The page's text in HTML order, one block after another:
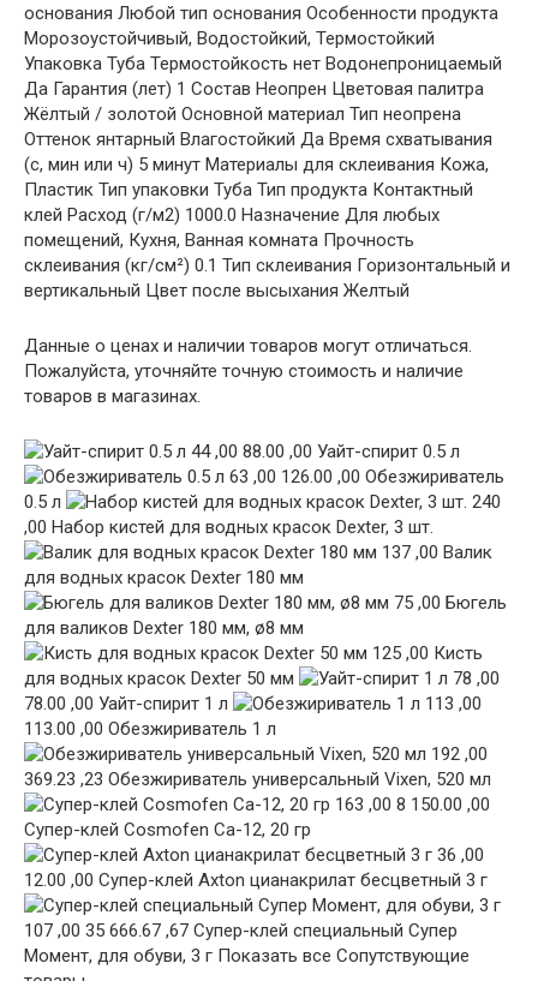
основания Любой тип основания Особенности продукта
Морозоустойчивый, Водостойкий, Термостойкий
Упаковка Туба Термостойкость нет Водонепроницаемый
Да Гарантия (лет) 1 Состав Неопрен Цветовая палитра
Жёлтый / золотой Основной материал Тип неопрена
Оттенок янтарный Влагостойкий Да Время схватывания
(с, мин или ч) 5 минут Материалы для склеивания Кожа,
Пластик Тип упаковки Туба Тип продукта Контактный
клей Расход (г/м2) 1000.0 Назначение Для любых
помещений, Кухня, Ванная комната Прочность
склеивания (кг/см²) 0.1 Тип склеивания Горизонтальный и
вертикальный Цвет после высыхания Желтый
Данные о ценах и наличии товаров могут отличаться.
Пожалуйста, уточняйте точную стоимость и наличие
товаров в магазинах.
44 ,00 88.00 ,00 Уайт-спирит 0.5 л
63 ,00 126.00 ,00 Обезжириватель
0.5 л
240
,00 Набор кистей для водных красок Dexter, 3 шт.
137 ,00 Валик
для водных красок Dexter 180 мм
75 ,00 Бюгель
для валиков Dexter 180 мм, ø8 мм
125 ,00 Кисть
для водных красок Dexter 50 мм
78 ,00
78.00 ,00 Уайт-спирит 1 л
113 ,00
113.00 ,00 Обезжириватель 1 л
192 ,00
369.23 ,23 Обезжириватель универсальный Vixen, 520 мл
163 ,00 8 150.00 ,00
Супер-клей Cosmofen Сa-12, 20 гр
36 ,00
12.00 ,00 Супер-клей Axton цианакрилат бесцветный 3 г
107 ,00 35 666.67 ,67 Супер-клей специальный Супер
Момент, для обуви, 3 г Показать все Сопутствующие